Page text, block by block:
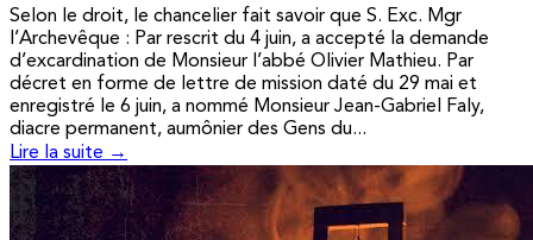
Selon le droit, le chancelier fait savoir que S. Exc. Mgr
l’Archevêque : Par rescrit du 4 juin, a accepté la demande
d’excardination de Monsieur l’abbé Olivier Mathieu. Par
décret en forme de lettre de mission daté du 29 mai et
enregistré le 6 juin, a nommé Monsieur Jean-Gabriel Faly,
diacre permanent, aumônier des Gens du...
Lire la suite →